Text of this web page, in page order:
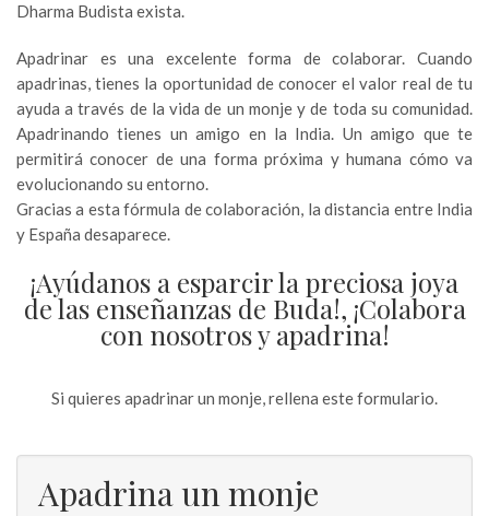
Dharma Budista exista.
Apadrinar es una excelente forma de colaborar. Cuando
apadrinas, tienes la oportunidad de conocer el valor real de tu
ayuda a través de la vida de un monje y de toda su comunidad.
Apadrinando tienes un amigo en la India. Un amigo que te
permitirá conocer de una forma próxima y humana cómo va
evolucionando su entorno.
Gracias a esta fórmula de colaboración, la distancia entre India
y España desaparece.
¡Ayúdanos a esparcir la preciosa joya
de las enseñanzas de Buda!, ¡Colabora
con nosotros y apadrina!
Si quieres apadrinar un monje, rellena este formulario.
Apadrina un monje